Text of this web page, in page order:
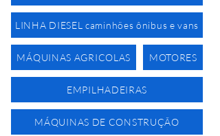
LINHA DIESEL caminhões ônibus e vans
MÁQUINAS AGRICOLAS MOTORES
EMPILHADEIRAS
MÁQUINAS DE CONSTRUÇÃO